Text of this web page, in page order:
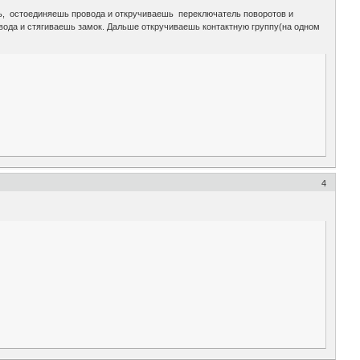
остоединяешь провода и откручиваешь переключатель поворотов и
и стягиваешь замок. Дальше откручиваешь контактную группу(на одном
4